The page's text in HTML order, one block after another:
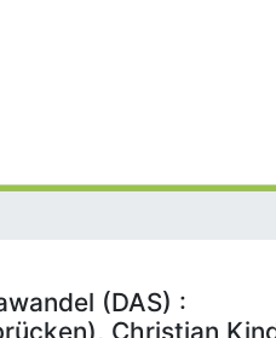
(DAS) :
Christian